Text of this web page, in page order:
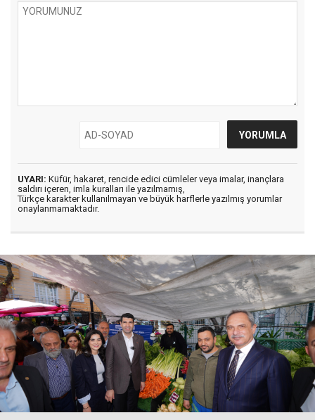
UYARI: Küfür, hakaret, rencide edici cümleler veya imalar, inançlara
saldırı içeren, imla kuralları ile yazılmamış,
Türkçe karakter kullanılmayan ve büyük harflerle yazılmış yorumlar
onaylanmamaktadır.